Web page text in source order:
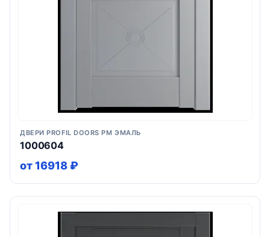
ДВЕРИ PROFIL DOORS PM ЭМАЛЬ
1000604
от 16918 ₽